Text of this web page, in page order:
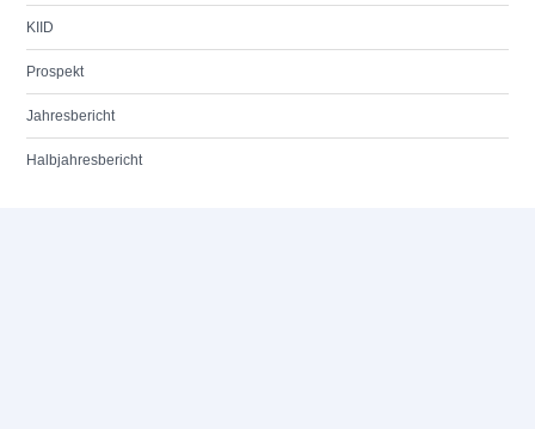
KIID
Prospekt
Jahresbericht
Halbjahresbericht